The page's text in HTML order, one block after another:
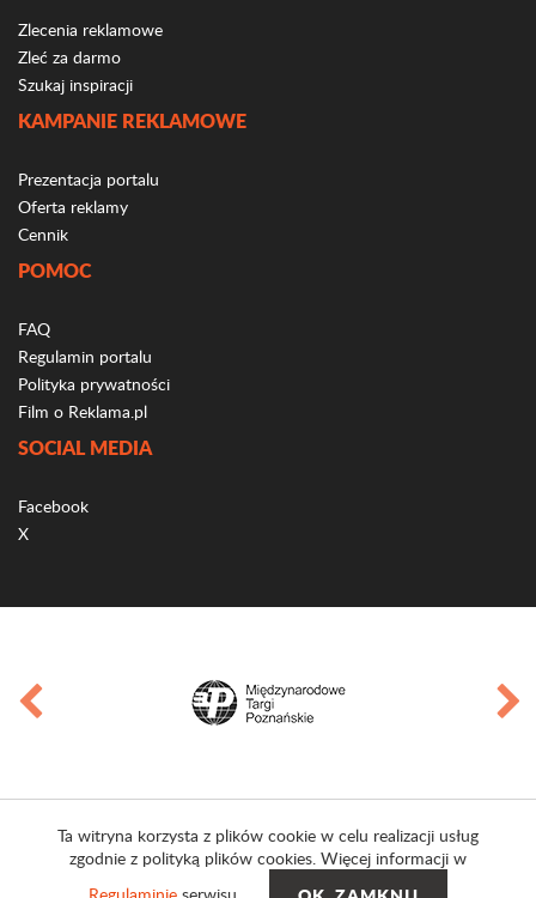
Zlecenia reklamowe
Zleć za darmo
Szukaj inspiracji
KAMPANIE REKLAMOWE
Prezentacja portalu
Oferta reklamy
Cennik
POMOC
FAQ
Regulamin portalu
Polityka prywatności
Film o Reklama.pl
SOCIAL MEDIA
Facebook
X
Ta witryna korzysta z plików cookie w celu realizacji usług
zgodnie z polityką plików cookies. Więcej informacji w